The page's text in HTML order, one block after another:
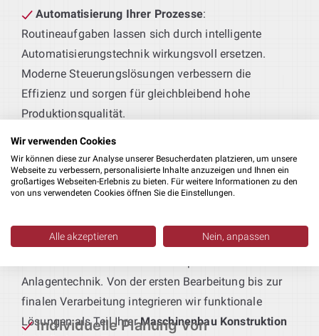
Automatisierung Ihrer Prozesse:
Routineaufgaben lassen sich durch intelligente
Automatisierungstechnik wirkungsvoll ersetzen.
Moderne Steuerungslösungen verbessern die
Effizienz und sorgen für gleichbleibend hohe
Produktionsqualität.
Effiziente Blechkonstruktionen
Ob schützende Gehäuse oder tragende Strukturen –
wir entwickeln passgenaue Blechteile, die exakt auf
Produktionsmaschinen nach Maß:
Anlagentechnik. Von der ersten Bearbeitung bis zur
finalen Verarbeitung integrieren wir funktionale
Lösungen als Teil IhrerMaschinenbau Konstruktion
Individuelle Planung von
Wir verwenden Cookies
Wir können diese zur Analyse unserer Besucherdaten platzieren, um unsere
Webseite zu verbessern, personalisierte Inhalte anzuzeigen und Ihnen ein
großartiges Webseiten-Erlebnis zu bieten. Für weitere Informationen zu den
von uns verwendeten Cookies öffnen Sie die Einstellungen.
Alle akzeptieren Nein, anpassen